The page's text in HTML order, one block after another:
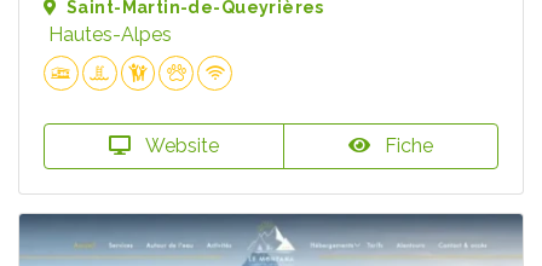
Saint-Martin-de-Queyrières
Hautes-Alpes
Website Fiche